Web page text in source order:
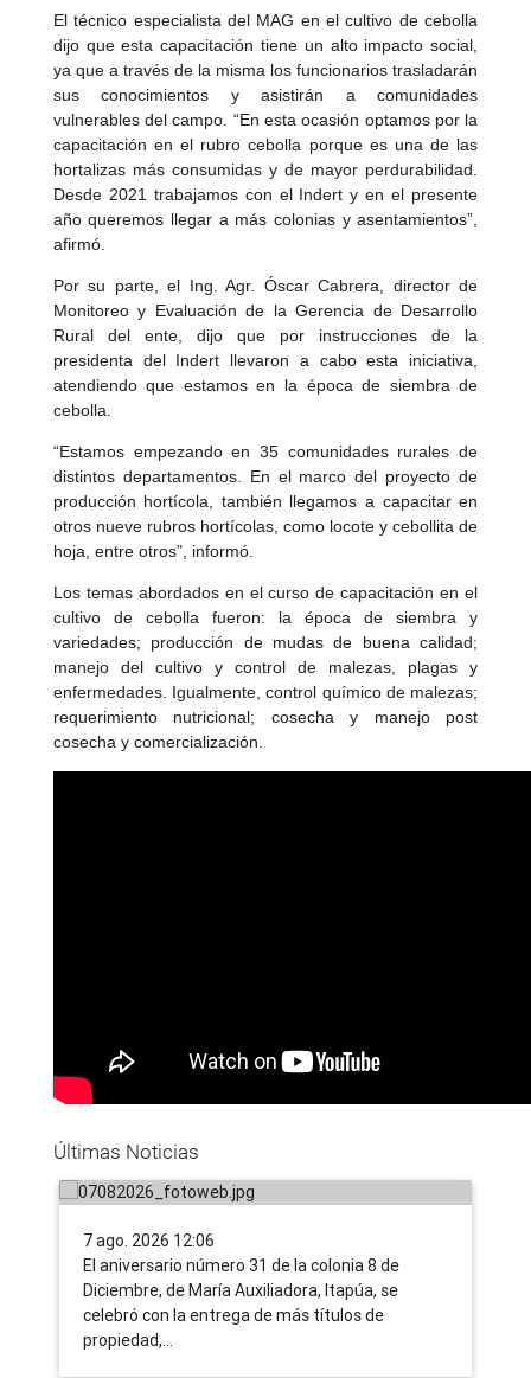
El técnico especialista del MAG en el cultivo de cebolla
dijo que esta capacitación tiene un alto impacto social,
ya que a través de la misma los funcionarios trasladarán
sus conocimientos y asistirán a comunidades
vulnerables del campo. “En esta ocasión optamos por la
capacitación en el rubro cebolla porque es una de las
hortalizas más consumidas y de mayor perdurabilidad.
Desde 2021 trabajamos con el Indert y en el presente
año queremos llegar a más colonias y asentamientos”,
afirmó.
Por su parte, el Ing. Agr. Óscar Cabrera, director de
Monitoreo y Evaluación de la Gerencia de Desarrollo
Rural del ente, dijo que por instrucciones de la
presidenta del Indert llevaron a cabo esta iniciativa,
atendiendo que estamos en la época de siembra de
cebolla.
“Estamos empezando en 35 comunidades rurales de
distintos departamentos. En el marco del proyecto de
producción hortícola, también llegamos a capacitar en
otros nueve rubros hortícolas, como locote y cebollita de
hoja, entre otros”, informó.
Los temas abordados en el curso de capacitación en el
cultivo de cebolla fueron: la época de siembra y
variedades; producción de mudas de buena calidad;
manejo del cultivo y control de malezas, plagas y
enfermedades. Igualmente, control químico de malezas;
requerimiento nutricional; cosecha y manejo post
cosecha y comercialización.
Últimas Noticias
Tras 31 años de lucha, familias
campesinas de Itapúa acceden a la
ruralidad impulsada por el Gobierno
7 ago. 2026 12:06
​El aniversario número 31 de la colonia 8 de
Diciembre, de María Auxiliadora, Itapúa, se
celebró con la entrega de más títulos de
propiedad,…